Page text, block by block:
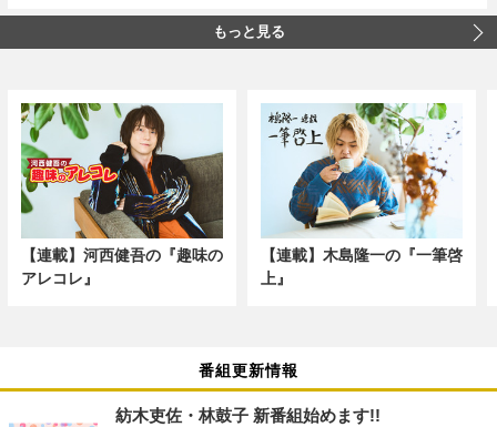
もっと見る
【連載】河西健吾の『趣味の
アレコレ』
【連載】木島隆一の『一筆啓
上』
番組更新情報
紡木吏佐・林鼓子 新番組始めます!!